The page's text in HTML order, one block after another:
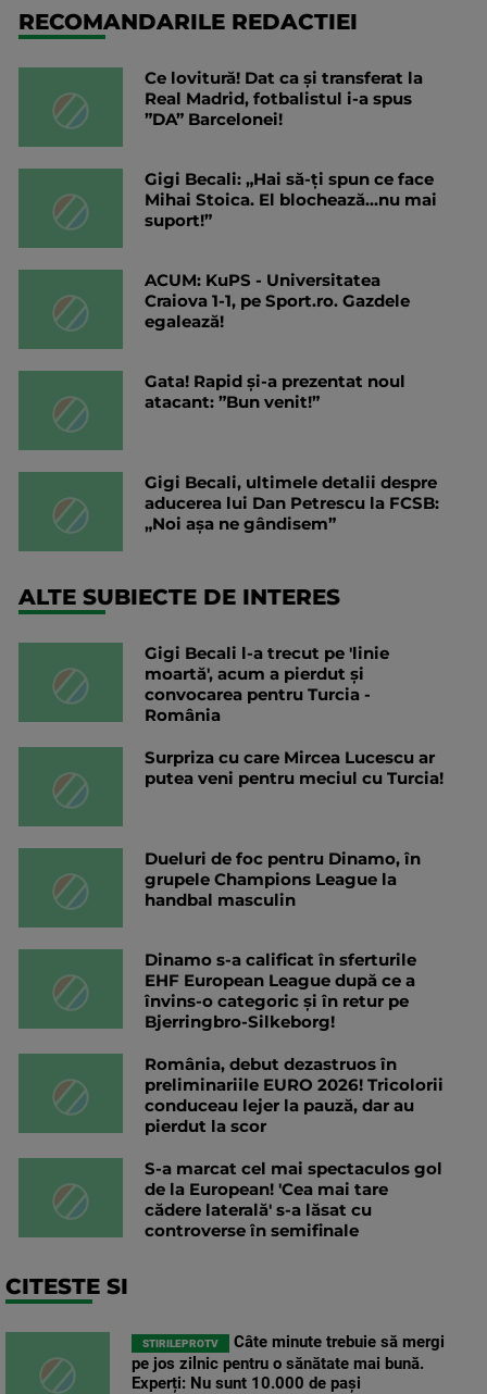
RECOMANDARILE REDACTIEI
Ce lovitură! Dat ca și transferat la
Real Madrid, fotbalistul i-a spus
”DA” Barcelonei!
Gigi Becali: „Hai să-ți spun ce face
Mihai Stoica. El blochează...nu mai
suport!”
ACUM: KuPS - Universitatea
Craiova 1-1, pe Sport.ro. Gazdele
egalează!
Gata! Rapid și-a prezentat noul
atacant: ”Bun venit!”
Gigi Becali, ultimele detalii despre
aducerea lui Dan Petrescu la FCSB:
„Noi așa ne gândisem”
ALTE SUBIECTE DE INTERES
Gigi Becali l-a trecut pe 'linie
moartă', acum a pierdut și
convocarea pentru Turcia -
România
Surpriza cu care Mircea Lucescu ar
putea veni pentru meciul cu Turcia!
Dueluri de foc pentru Dinamo, în
grupele Champions League la
handbal masculin
Dinamo s-a calificat în sferturile
EHF European League după ce a
învins-o categoric și în retur pe
Bjerringbro-Silkeborg!
România, debut dezastruos în
preliminariile EURO 2026! Tricolorii
conduceau lejer la pauză, dar au
pierdut la scor
S-a marcat cel mai spectaculos gol
de la European! 'Cea mai tare
cădere laterală' s-a lăsat cu
controverse în semifinale
CITESTE SI
STIRILEPROTV
Câte minute trebuie să mergi
pe jos zilnic pentru o sănătate mai bună.
Experți: Nu sunt 10.000 de pași